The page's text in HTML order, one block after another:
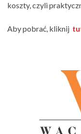
koszty, czyli
Aby pobrać, kliknij